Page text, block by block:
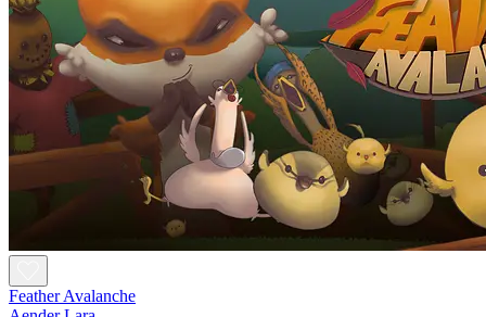
Feather Avalanche